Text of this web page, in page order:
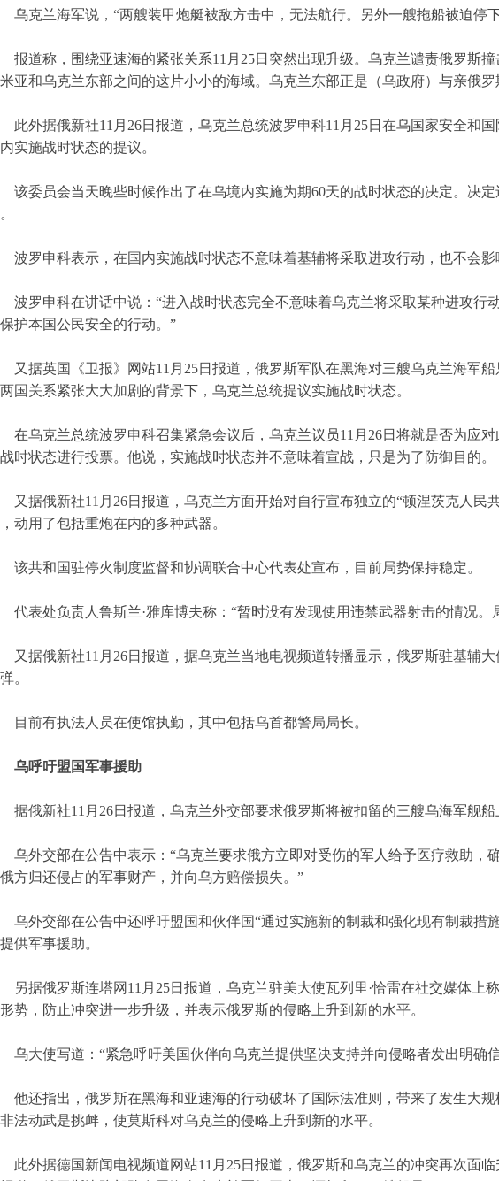
乌克兰海军说，“两艘装甲炮艇被敌方击中，无法航行。另外一艘拖船被迫停下
报道称，围绕亚速海的紧张关系11月25日突然出现升级。乌克兰谴责俄罗斯
亚和乌克兰东部之间的这片小小的海域。乌克兰东部正是（乌政府）与亲俄罗
此外据俄新社11月26日报道，乌克兰总统波罗申科11月25日在乌国家安全和
实施战时状态的提议。
该委员会当天晚些时候作出了在乌境内实施为期60天的战时状态的决定。决
波罗申科表示，在国内实施战时状态不意味着基辅将采取进攻行动，也不会影
波罗申科在讲话中说：“进入战时状态完全不意味着乌克兰将采取某种进攻行
护本国公民安全的行动。”
又据英国《卫报》网站11月25日报道，俄罗斯军队在黑海对三艘乌克兰海军船
国关系紧张大大加剧的背景下，乌克兰总统提议实施战时状态。
在乌克兰总统波罗申科召集紧急会议后，乌克兰议员11月26日将就是否为应
时状态进行投票。他说，实施战时状态并不意味着宣战，只是为了防御目的。
又据俄新社11月26日报道，乌克兰方面开始对自行宣布独立的“顿涅茨克人民
动用了包括重炮在内的多种武器。
该共和国驻停火制度监督和协调联合中心代表处宣布，目前局势保持稳定。
代表处负责人鲁斯兰·雅库博夫称：“暂时没有发现使用违禁武器射击的情况。
又据俄新社11月26日报道，据乌克兰当地电视频道转播显示，俄罗斯驻基辅
。
目前有执法人员在使馆执勤，其中包括乌首都警局局长。
乌呼吁盟国军事援助
据俄新社11月26日报道，乌克兰外交部要求俄罗斯将被扣留的三艘乌海军舰船
乌外交部在公告中表示：“乌克兰要求俄方立即对受伤的军人给予医疗救助，
方归还侵占的军事财产，并向乌方赔偿损失。”
乌外交部在公告中还呼吁盟国和伙伴国“通过实施新的制裁和强化现有制裁措
供军事援助。
另据俄罗斯连塔网11月25日报道，乌克兰驻美大使瓦列里·恰雷在社交媒体上
势，防止冲突进一步升级，并表示俄罗斯的侵略上升到新的水平。
乌大使写道：“紧急呼吁美国伙伴向乌克兰提供坚决支持并向侵略者发出明确
他还指出，俄罗斯在黑海和亚速海的行动破坏了国际法准则，带来了发生大
法动武是挑衅，使莫斯科对乌克兰的侵略上升到新的水平。
此外据德国新闻电视频道网站11月25日报道，俄罗斯和乌克兰的冲突再次面